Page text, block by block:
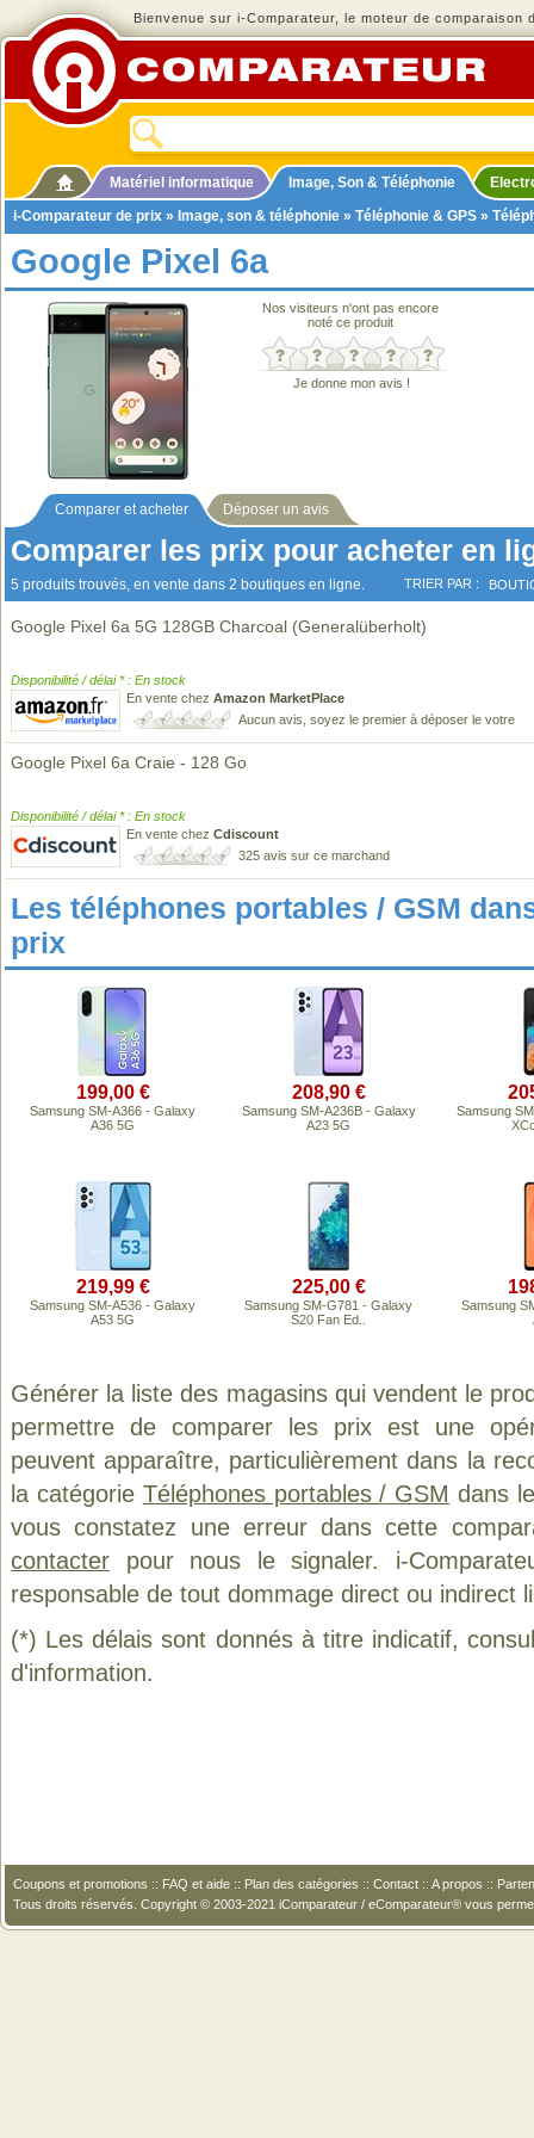
Bienvenue sur i-Comparateur, le moteur de comparaison
Matériel informatique Image, Son & Téléphonie
i-Comparateur de prix » Image, son & téléphonie » Téléphonie & GPS »
Google Pixel 6a
Nos visiteurs n'ont pas encore
noté ce produit
Je donne mon avis !
Comparer et acheter Déposer un avis
Comparer les prix pour acheter en
5 produits trouvés, en vente dans 2 boutiques en ligne. TRIER PAR :
Google Pixel 6a 5G 128GB Charcoal (Generalüberholt)
Disponibilité / délai * : En stock
En vente chez Amazon MarketPlace
Aucun avis, soyez le premier à déposer le votre
Google Pixel 6a Craie - 128 Go
Disponibilité / délai * : En stock
En vente chez Cdiscount
325 avis sur ce marchand
Les téléphones portables / GSM
prix
199,00 €
Samsung SM-A366 - Galaxy
A36 5G
208,90 €
Samsung SM-A236B - Galaxy
A23 5G
Samsung
219,99 €
Samsung SM-A536 - Galaxy
A53 5G
225,00 €
Samsung SM-G781 - Galaxy
S20 Fan Ed..
Samsung
Générer la liste des magasins qui vendent le
permettre de comparer les prix est une
peuvent apparaître, particulièrement dans la
la catégorie Téléphones portables / GSM dans
vous constatez une erreur dans cette
contacter pour nous le signaler. i-
responsable de tout dommage direct ou indirect
(*) Les délais sont donnés à titre indicatif,
d'information.
Coupons et promotions :: FAQ et aide :: Plan des catégories :: Contact :: A propos ::
Tous droits réservés. Copyright © 2003-2021 iComparateur / eComparateur® vous